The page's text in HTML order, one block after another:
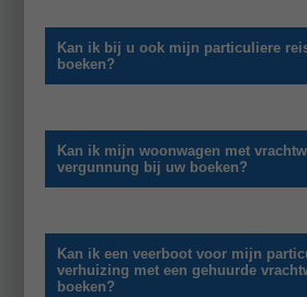
Kan ik bij u ook mijn particuliere
boeken?
Kan ik mijn woonwagen met
vergunnung bij uw boeken?
Kan ik een veerboot voor mijn
verhuizing met een gehuurde
boeken?